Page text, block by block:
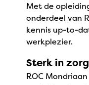
Met de
onderdeel van
kennis up-to-
werkplezier.
Sterk in zorg
ROC